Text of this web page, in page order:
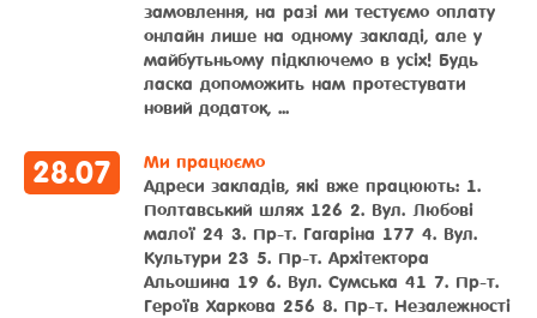
замовлення, на разі ми тестуємо оплату
онлайн лише на одному закладі, але у
майбутьньому підключемо в усіх! Будь
ласка допоможить нам протестувати
новий додаток, ...
28.07
Ми працюємо
Адреси закладів, які вже працюють: 1.
Полтавський шлях 126 2. Вул. Любові
малої 24 3. Пр-т. Гагаріна 177 4. Вул.
Культури 23 5. Пр-т. Архітектора
Альошина 19 6. Вул. Сумська 41 7. Пр-т.
Героїв Харкова 256 8. Пр-т. Незалежності